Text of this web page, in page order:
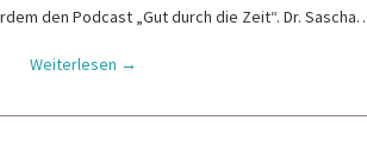
den Podcast „Gut durch die Zeit“. Dr.
Weiterlesen →